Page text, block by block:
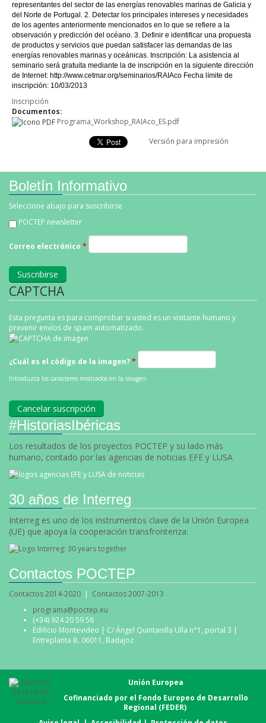
representantes del sector de las energías renovables marinas de Galicia y
del Norte de Portugal. 2. Detectar los principales intereses y necesidades
de los agentes anteriormente mencionados en lo que se refiere a la
observación y predicción del océano. 3. Definir e identificar una propuesta
de productos y servicios que puedan satisfacer las demandas de las
energías renovables marinas y oceánicas. Inscripción: La asistencia al
seminario será gratuita mediante la de inscripción en la siguiente dirección
de Internet: http://www.cetmar.org/seminarios/RAIAco Fecha límite de
inscripción: 10/03/2013
Inscripción
Documentos:
Programa_Workshop_RAIAco_ES.pdf
Versión para impresión
Boletín Informativo
Seleccione abajo para suscribirse
POCTEP newsletter
Correo electrónico *
CAPTCHA
Esta pregunta es para comprobar si usted es un visitante humano y
prevenir envíos de spam automatizado.
¿Cuál es el código de la imagen?*
Introduzca los caracteres mostrados en la imagen.
#HistoriasIbéricas
Los resultados de los proyectos POCTEP y su lado más
humano, contado por las agencias de noticias EFE y LUSA
30 años de Interreg
Interreg es uno de los instrumentos clave de la Unión Europea
(UE) que apoya la cooperación transfronteriza:
Contactos POCTEP
Contactos 2014-2020 | Contactos 2007-2013
programa@poctep.eu
(+34) 924 20 59 58
Edificio Montevideo | C/ Ángel Quintanilla Ulla n°1, portal 3 |
Entreplanta B, 06011, Badajoz
Unión Europea
Cofinanciado por el Fondo Europeo de Desarrollo
Regional (FEDER)